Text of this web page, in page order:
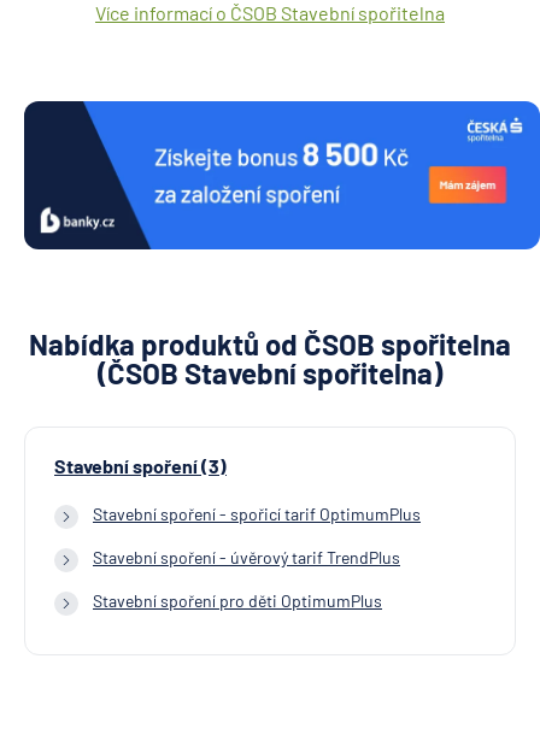
Více informací o ČSOB Stavební spořitelna
Nabídka produktů od ČSOB spořitelna
(ČSOB Stavební spořitelna)
Stavební spoření (3)
Stavební spoření - spořicí tarif OptimumPlus
Stavební spoření - úvěrový tarif TrendPlus
Stavební spoření pro děti OptimumPlus